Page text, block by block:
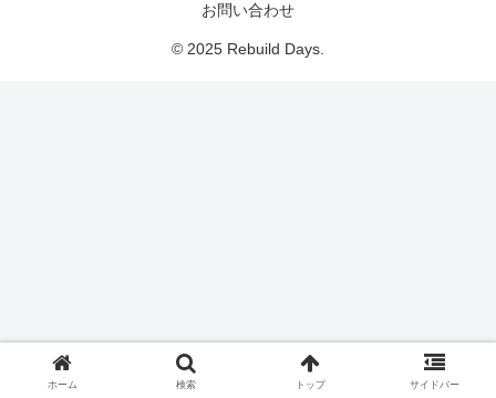
お問い合わせ
© 2025 Rebuild Days.
ホーム 検索 トップ サイドバー